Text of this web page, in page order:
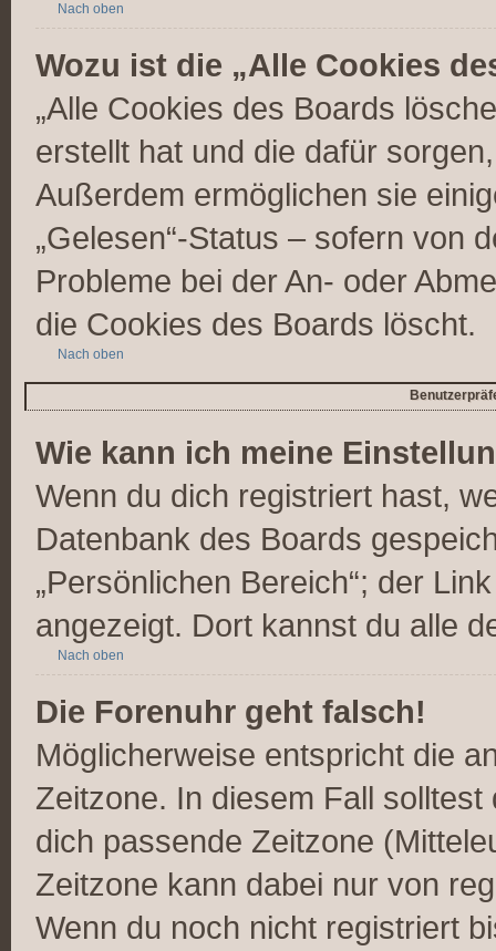
Nach oben
Wozu ist die „Alle Cookies
„Alle Cookies des Boards
erstellt hat und die dafür
Außerdem ermöglichen sie
„Gelesen“-Status – sofern von
Probleme bei der An- oder
die Cookies des Boards löscht.
Nach oben
Wie kann ich meine
Wenn du dich registriert hast,
Datenbank des Boards
„Persönlichen Bereich“; der
angezeigt. Dort kannst du alle
Nach oben
Die Forenuhr geht falsch!
Möglicherweise entspricht die
Zeitzone. In diesem Fall solltest
dich passende Zeitzone
Zeitzone kann dabei nur von
Wenn du noch nicht registriert